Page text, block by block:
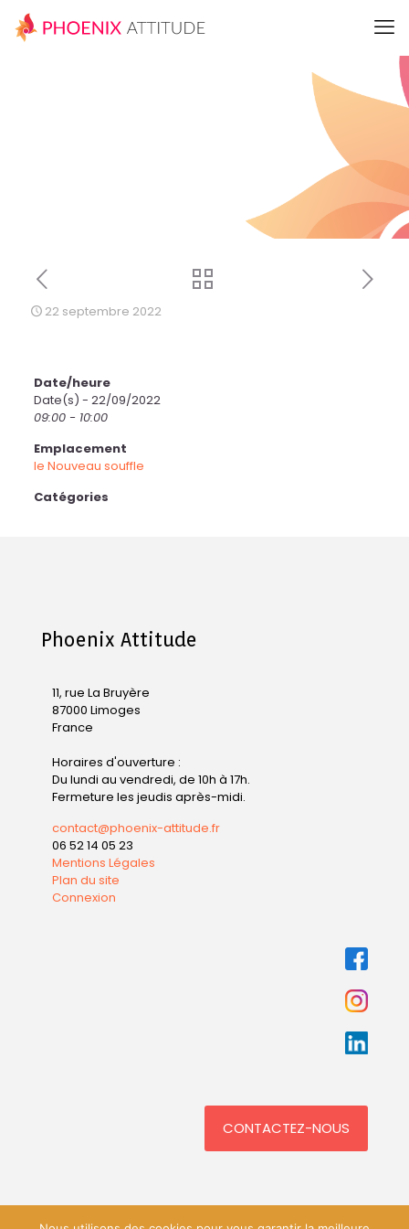
22 septembre 2022
Date/heure
Date(s) - 22/09/2022
09:00 - 10:00
Emplacement
le Nouveau souffle
Catégories
Phoenix Attitude
11, rue La Bruyère
87000 Limoges
France
Horaires d'ouverture :
Du lundi au vendredi, de 10h à 17h.
Fermeture les jeudis après-midi.
contact@phoenix-attitude.fr
06 52 14 05 23
Mentions Légales
Plan du site
Connexion
CONTACTEZ-NOUS